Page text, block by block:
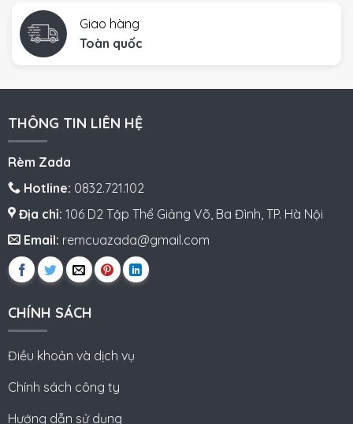
Giao hàng
Toàn quốc
THÔNG TIN LIÊN HỆ
Rèm Zada
Hotline: 0832.721.102
Địa chỉ: 106 D2 Tập Thể Giảng Võ, Ba Đình, TP. Hà Nội
Email: remcuazada@gmail.com
CHÍNH SÁCH
Điều khoản và dịch vụ
Chính sách công ty
Hướng dẫn sử dụng